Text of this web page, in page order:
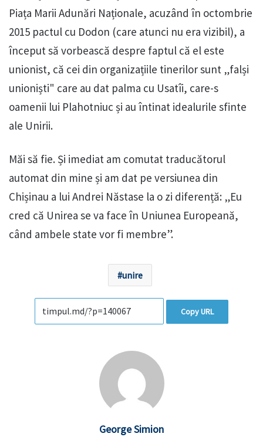
Piața Marii Adunări Naționale, acuzând în octombrie
2015 pactul cu Dodon (care atunci nu era vizibil), a
început să vorbească despre faptul că el este
unionist, că cei din organizațiile tinerilor sunt „falși
unioniști" care au dat palma cu Usatîi, care-s
oamenii lui Plahotniuc și au întinat idealurile sfinte
ale Unirii.
Măi să fie. Și imediat am comutat traducătorul
automat din mine și am dat pe versiunea din
Chișinau a lui Andrei Năstase la o zi diferență: „Eu
cred că Unirea se va face în Uniunea Europeană,
când ambele state vor fi membre”.
unire
Copy URL
George Simion